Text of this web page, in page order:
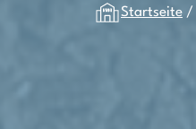
Startseite /